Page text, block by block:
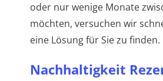
oder nur wenige Monate
möchten, versuchen wir
eine Lösung für Sie zu finden.
Nachhaltigkeit